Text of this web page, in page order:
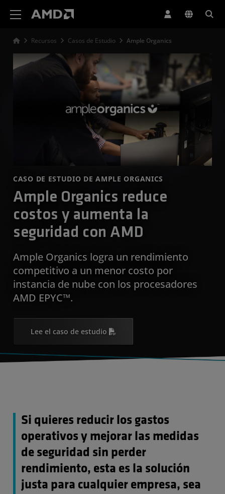
Recursos Casos de Estudio Ample Organics
CASO DE ESTUDIO DE AMPLE ORGANICS
Ample Organics reduce
costos y aumenta la
seguridad con AMD
Ample Organics logra un rendimiento
competitivo a un menor costo por
instancia de nube con los procesadores
AMD EPYC™.
Lee el caso de estudio
Si quieres reducir los gastos
operativos y mejorar las medidas
de seguridad sin perder
rendimiento, esta es la solución
justa para cualquier empresa, sea